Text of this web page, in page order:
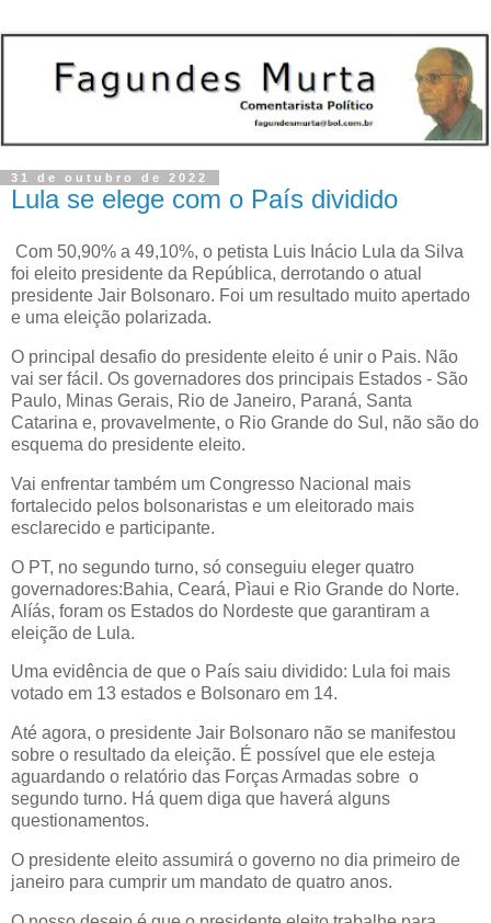
31 de outubro de 2022
Lula se elege com o País dividido
Com 50,90% a 49,10%, o petista Luis Inácio Lula da Silva
foi eleito presidente da República, derrotando o atual
presidente Jair Bolsonaro. Foi um resultado muito apertado
e uma eleição polarizada.
O principal desafio do presidente eleito é unir o Pais. Não
vai ser fácil. Os governadores dos principais Estados - São
Paulo, Minas Gerais, Rio de Janeiro, Paraná, Santa
Catarina e, provavelmente, o Rio Grande do Sul, não são do
esquema do presidente eleito.
Vai enfrentar também um Congresso Nacional mais
fortalecido pelos bolsonaristas e um eleitorado mais
esclarecido e participante.
O PT, no segundo turno, só conseguiu eleger quatro
governadores:Bahia, Ceará, Pìaui e Rio Grande do Norte.
Alíás, foram os Estados do Nordeste que garantiram a
eleição de Lula.
Uma evidência de que o País saiu dividido: Lula foi mais
votado em 13 estados e Bolsonaro em 14.
Até agora, o presidente Jair Bolsonaro não se manifestou
sobre o resultado da eleição. É possível que ele esteja
aguardando o relatório das Forças Armadas sobre o
segundo turno. Há quem diga que haverá alguns
questionamentos.
O presidente eleito assumirá o governo no dia primeiro de
janeiro para cumprir um mandato de quatro anos.